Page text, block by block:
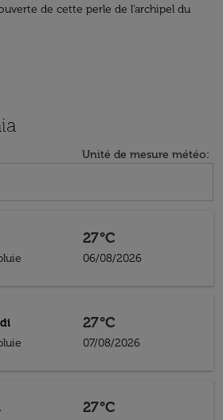
de cette perle de l'archipel du
Unité de mesure météo:
27°C
06/08/2026
27°C
07/08/2026
27°C